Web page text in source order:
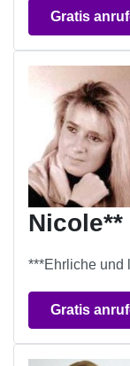
Gratis
Nicole**
***Ehrliche und
Gratis